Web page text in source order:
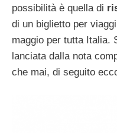
possibilità è quella di
di un biglietto per
maggio per tutta Italia.
lanciata dalla nota
che mai, di seguito